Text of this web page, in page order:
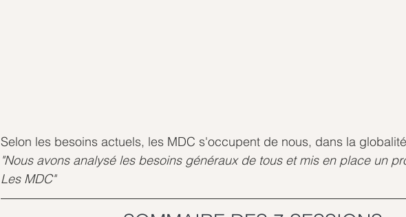
Selon les besoins actuels, les MDC s'occupent de nous, dans la
"Nous avons analysé les besoins généraux de tous et mis en place un
Les MDC"